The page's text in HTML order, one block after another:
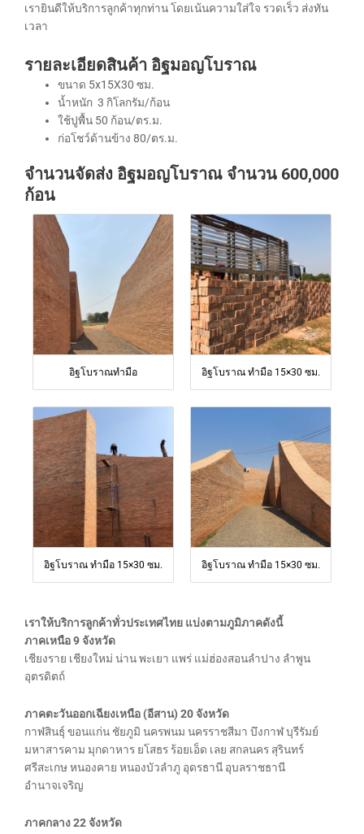
เรายินดีให้บริการลูกค้าทุกท่าน โดยเน้นความใส่ใจ รวดเร็ว ส่งทัน
เวลา
รายละเอียดสินค้า อิฐมอญโบราณ
ขนาด 5x15X30 ซม.
น้ำหนัก 3 กิโลกรัม/ก้อน
ใช้ปูพื้น 50 ก้อน/ตร.ม.
ก่อโชว์ด้านข้าง 80/ตร.ม.
จำนวนจัดส่ง อิฐมอญโบราณ จำนวน 600,000
ก้อน
อิฐโบราณทำมือ อิฐโบราณ ทำมือ 15×30 ซม.
อิฐโบราณ ทำมือ 15×30 ซม. อิฐโบราณ ทำมือ 15×30 ซม.
เราให้บริการลูกค้าทั่วประเทศไทย แบ่งตามภูมิภาคดังนี้
ภาคเหนือ 9 จังหวัด
เชียงราย เชียงใหม่ น่าน พะเยา แพร่ แม่ฮ่องสอนลำปาง ลำพูน
อุตรดิตถ์
ภาคตะวันออกเฉียงเหนือ (อีสาน) 20 จังหวัด
กาฬสินธุ์ ขอนแก่น ชัยภูมิ นครพนม นครราชสีมา บึงกาฬ บุรีรัมย์
มหาสารคาม มุกดาหาร ยโสธร ร้อยเอ็ด เลย สกลนคร สุรินทร์
ศรีสะเกษ หนองคาย หนองบัวลำภู อุดรธานี อุบลราชธานี
อำนาจเจริญ
ภาคกลาง 22 จังหวัด